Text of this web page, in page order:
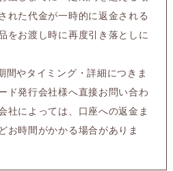
れた代金が一時的に返金される
をお渡し時に再度引き落としに
やタイミング・詳細につきま
ド発行会社様へ直接お問い合わ
社によっては、口座への返金ま
お時間がかかる場合がありま